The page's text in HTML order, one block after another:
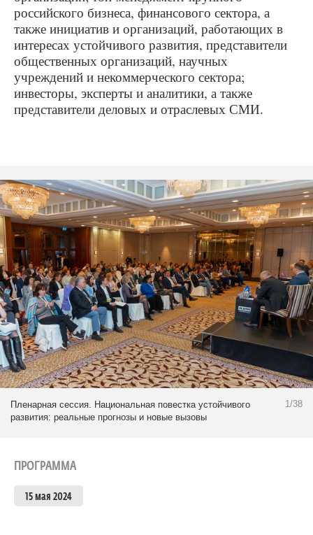
российского бизнеса, финансового сектора, а
также инициатив и организаций, работающих в
интересах устойчивого развития, представители
общественных организаций, научных
учреждений и некоммерческого сектора;
инвесторы, эксперты и аналитики, а также
представители деловых и отраслевых СМИ.
Пленарная сессия. Национальная повестка устойчивого
развития: реальные прогнозы и новые вызовы
1/38
ПРОГРАММА
15 мая 2024